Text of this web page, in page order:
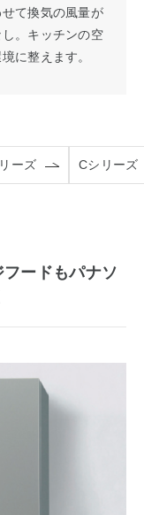
て換気の風量が
。 キッチンの空
に整えます。
ーズ Cシリーズ
ードもパナソ